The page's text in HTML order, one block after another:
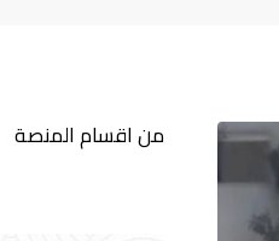
من اقسام المنصة